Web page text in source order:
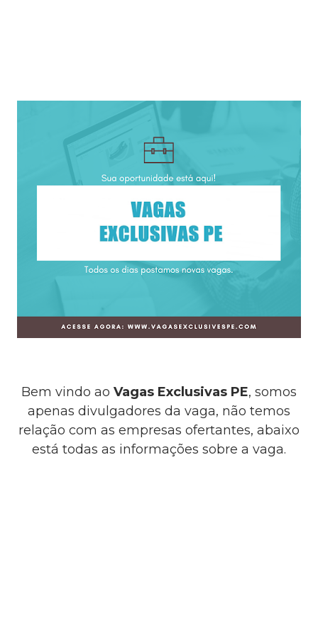
Bem vindo ao Vagas Exclusivas PE, somos
apenas divulgadores da vaga, não temos
relação com as empresas ofertantes, abaixo
está todas as informações sobre a vaga.